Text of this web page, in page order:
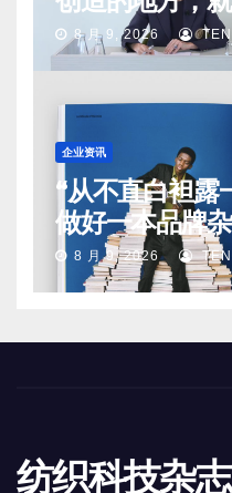
需求
8 月 9, 2026
企业资讯
“从不直白袒露
做好一本品牌
8 月 9, 2026
纺织科技杂志